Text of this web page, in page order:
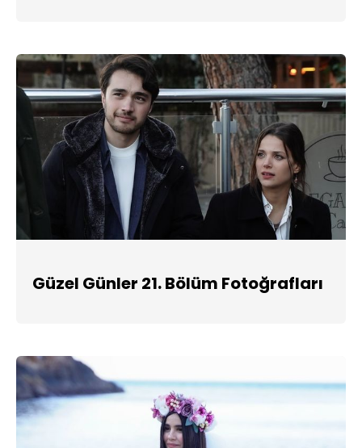
Güzel Günler 21. Bölüm Fotoğrafları